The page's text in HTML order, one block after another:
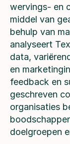
wervings- en
middel van
behulp van
analyseert
data,
en
feedback en
geschreven
organisaties
doelgroepen